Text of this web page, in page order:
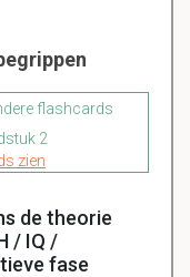
flashcards
2
zien
de theorie
/ IQ /
fase